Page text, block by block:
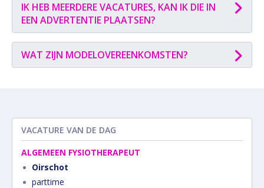
IK HEB MEERDERE VACATURES, KAN IK DIE IN
EEN ADVERTENTIE PLAATSEN?
WAT ZIJN MODELOVEREENKOMSTEN?
VACATURE VAN DE DAG
ALGEMEEN FYSIOTHERAPEUT
Oirschot
parttime